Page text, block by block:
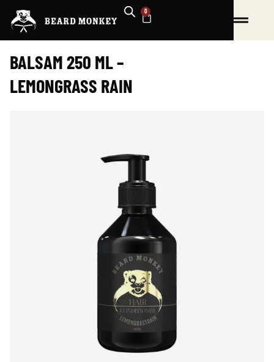
Hoppa
innehåll
0
VARUKORG
BALSAM 250 ML –
LEMONGRASS RAIN